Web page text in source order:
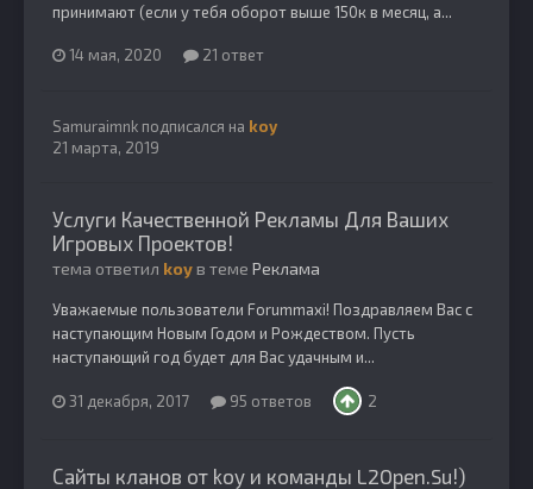
принимают (если у тебя оборот выше 150к в месяц, а...
14 мая, 2020 21 ответ
Samuraimnk подписался на koy
21 марта, 2019
Услуги Качественной Рекламы Для Ваших
Игровых Проектов!
тема ответил koyв теме Реклама
Уважаемые пользователи Forummaxi! Поздравляем Вас с
наступающим Новым Годом и Рождеством. Пусть
наступающий год будет для Вас удачным и...
31 декабря, 2017 95 ответов 2
Сайты кланов от koy и команды L2Open.Su!)